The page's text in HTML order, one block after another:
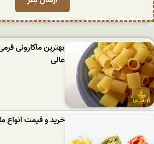
بهترین ماکارونی
عالی
خرید و قیمت انواع